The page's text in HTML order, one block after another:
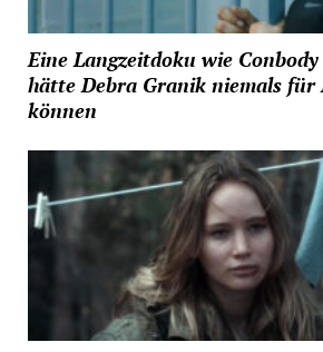
Eine Langzeitdoku wie
hätte Debra Granik niemals für
können